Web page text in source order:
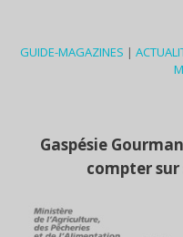
GUIDE-MAGAZINES |
Gaspésie
compter sur